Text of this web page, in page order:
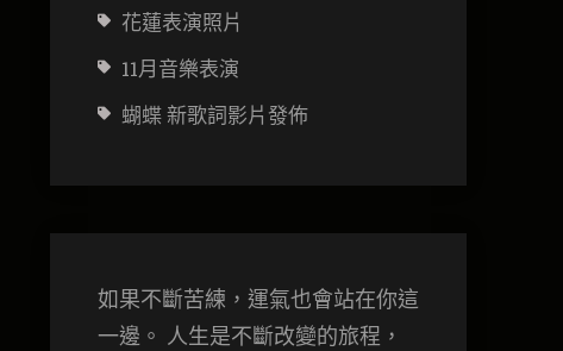
花蓮表演照片
11月音樂表演
蝴蝶 新歌詞影片發佈
如果不斷苦練，運氣也會站在你這
一邊。 人生是不斷改變的旅程，